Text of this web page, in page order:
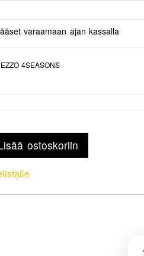
varaamaan ajan kassalla
4SEASONS
ostoskoriin